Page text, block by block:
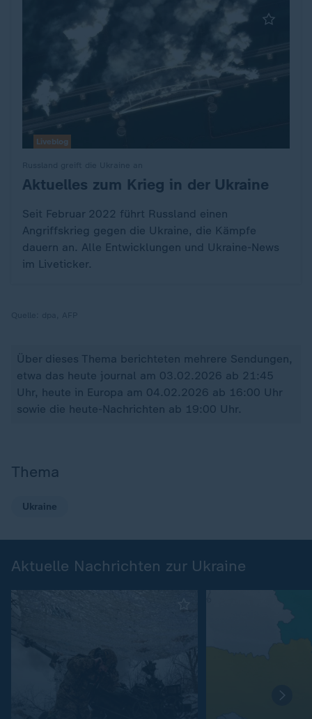
:
Aktuelles zum Krieg in der Ukraine
Seit Februar 2022 führt Russland einen
Angriffskrieg gegen die Ukraine, die Kämpfe
dauern an. Alle Entwicklungen und Ukraine-News
im Liveticker.
Liveblog
Über dieses Thema berichteten mehrere Sendungen,
etwa das heute journal am 03.02.2026 ab 21:45
Uhr, heute in Europa am 04.02.2026 ab 16:00 Uhr
sowie die heute-Nachrichten ab 19:00 Uhr.
Thema
Ukraine
Aktuelle Nachrichten zur Ukraine